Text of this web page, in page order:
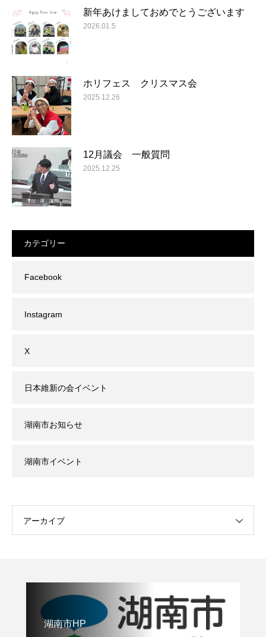
新年あけましておめでとうございます
2026.01.5
ホリフェス クリスマス会
2025.12.26
12月議会 一般質問
2025.12.25
カテゴリー
Facebook
Instagram
X
日本維新の会イベント
湖南市お知らせ
湖南市イベント
アーカイブ
湖南市HP